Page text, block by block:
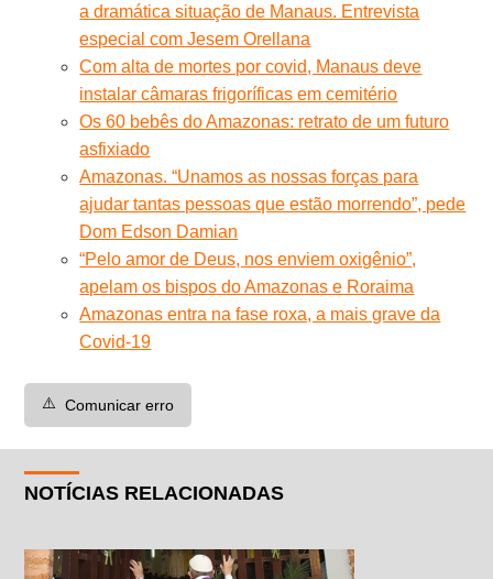
a dramática situação de Manaus. Entrevista
especial com Jesem Orellana
Com alta de mortes por covid, Manaus deve
instalar câmaras frigoríficas em cemitério
Os 60 bebês do Amazonas: retrato de um futuro
asfixiado
Amazonas. “Unamos as nossas forças para
ajudar tantas pessoas que estão morrendo”, pede
Dom Edson Damian
“Pelo amor de Deus, nos enviem oxigênio”,
apelam os bispos do Amazonas e Roraima
Amazonas entra na fase roxa, a mais grave da
Covid-19
⚠️ Comunicar erro
NOTÍCIAS RELACIONADAS